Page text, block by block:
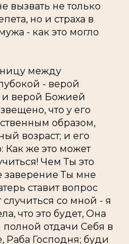
вызвать не только
но и страха в
- как это могло
между
- верой
и верой Божией
что у его
образом,
возраст; и его
Как же это может
Чем Ты это
заверение Ты мне
ставит вопрос
случиться со мной - я
что это будет, Она
полной отдачи Себя в
Раба Господня; буди